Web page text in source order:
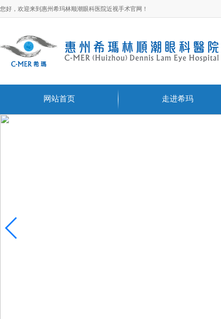
您好，欢迎来到惠州希玛林顺潮眼科医院近视手术官网！
网站首页 走进希玛